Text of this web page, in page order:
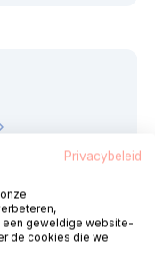
Privacybeleid
een geweldige website-
de cookies die we